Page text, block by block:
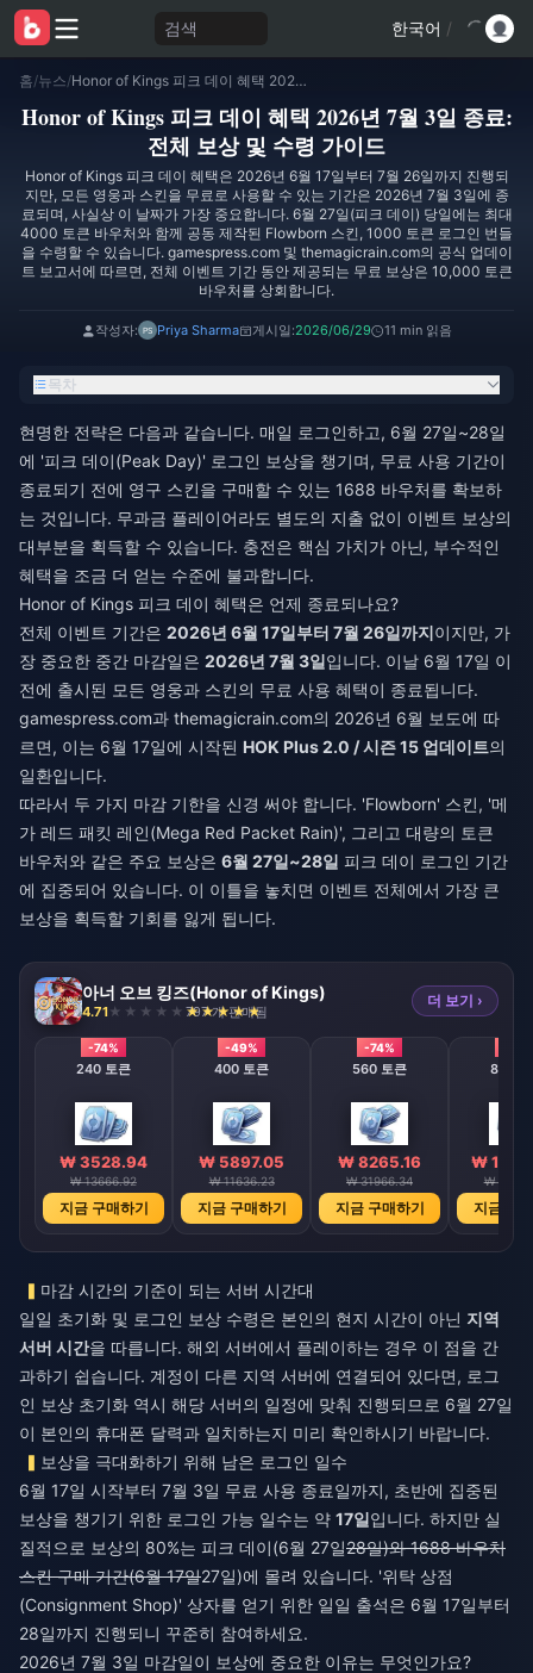
검색 한국어 /
홈/뉴스/ Honor of Kings 피크 데이 혜택 2026년 7월 3일 종료: 전체 보상 및 수령 가이드
Honor of Kings 피크 데이 혜택 2026년 7월 3일 종료:
전체 보상 및 수령 가이드
Honor of Kings 피크 데이 혜택은 2026년 6월 17일부터 7월 26일까지 진행되
지만, 모든 영웅과 스킨을 무료로 사용할 수 있는 기간은 2026년 7월 3일에 종
료되며, 사실상 이 날짜가 가장 중요합니다. 6월 27일(피크 데이) 당일에는 최대
4000 토큰 바우처와 함께 공동 제작된 Flowborn 스킨, 1000 토큰 로그인 번들
을 수령할 수 있습니다. gamespress.com 및 themagicrain.com의 공식 업데이
트 보고서에 따르면, 전체 이벤트 기간 동안 제공되는 무료 보상은 10,000 토큰
바우처를 상회합니다.
작성자: Priya Sharma 게시일:2026/06/29 11 min 읽음
목차
현명한 전략은 다음과 같습니다. 매일 로그인하고, 6월 27일~28일
에 '피크 데이(Peak Day)' 로그인 보상을 챙기며, 무료 사용 기간이
종료되기 전에 영구 스킨을 구매할 수 있는 1688 바우처를 확보하
는 것입니다. 무과금 플레이어라도 별도의 지출 없이 이벤트 보상의
대부분을 획득할 수 있습니다. 충전은 핵심 가치가 아닌, 부수적인
혜택을 조금 더 얻는 수준에 불과합니다.
Honor of Kings 피크 데이 혜택은 언제 종료되나요?
전체 이벤트 기간은 2026년 6월 17일부터 7월 26일까지이지만, 가
장 중요한 중간 마감일은 2026년 7월 3일입니다. 이날 6월 17일 이
전에 출시된 모든 영웅과 스킨의 무료 사용 혜택이 종료됩니다.
gamespress.com과 themagicrain.com의 2026년 6월 보도에 따
르면, 이는 6월 17일에 시작된 HOK Plus 2.0 / 시즌 15 업데이트의
일환입니다.
따라서 두 가지 마감 기한을 신경 써야 합니다. 'Flowborn' 스킨, '메
가 레드 패킷 레인(Mega Red Packet Rain)', 그리고 대량의 토큰
바우처와 같은 주요 보상은 6월 27일~28일 피크 데이 로그인 기간
에 집중되어 있습니다. 이 이틀을 놓치면 이벤트 전체에서 가장 큰
보상을 획득할 기회를 잃게 됩니다.
아너 오브 킹즈(Honor of Kings)
4.71 797 개 판매됨
더 보기 ›
-74%
240 토큰
₩ 3528.94
₩ 13666.92
지금 구매하기
-49%
400 토큰
₩ 5897.05
₩ 11636.23
지금 구매하기
-74%
560 토큰
₩ 8265.16
₩ 31966.34
지금 구매하기
800
₩
₩
지금 구
마감 시간의 기준이 되는 서버 시간대
일일 초기화 및 로그인 보상 수령은 본인의 현지 시간이 아닌 지역
서버 시간을 따릅니다. 해외 서버에서 플레이하는 경우 이 점을 간
과하기 쉽습니다. 계정이 다른 지역 서버에 연결되어 있다면, 로그
인 보상 초기화 역시 해당 서버의 일정에 맞춰 진행되므로 6월 27일
이 본인의 휴대폰 달력과 일치하는지 미리 확인하시기 바랍니다.
보상을 극대화하기 위해 남은 로그인 일수
6월 17일 시작부터 7월 3일 무료 사용 종료일까지, 초반에 집중된
보상을 챙기기 위한 로그인 가능 일수는 약 17일입니다. 하지만 실
질적으로 보상의 80%는 피크 데이(6월 27일28일)와 1688 바우처
스킨 구매 기간(6월 17일27일)에 몰려 있습니다. '위탁 상점
(Consignment Shop)' 상자를 얻기 위한 일일 출석은 6월 17일부터
28일까지 진행되니 꾸준히 참여하세요.
2026년 7월 3일 마감일이 보상에 중요한 이유는 무엇인가요?